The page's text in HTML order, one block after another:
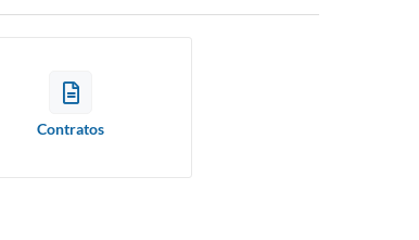
Contratos